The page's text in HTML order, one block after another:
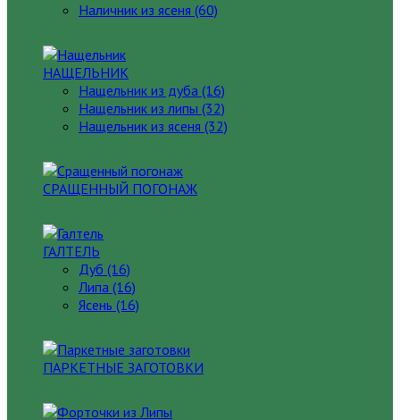
Наличник из ясеня (60)
НАЩЕЛЬНИК
Нащельник из дуба (16)
Нащельник из липы (32)
Нащельник из ясеня (32)
СРАЩЕННЫЙ ПОГОНАЖ
ГАЛТЕЛЬ
Дуб (16)
Липа (16)
Ясень (16)
ПАРКЕТНЫЕ ЗАГОТОВКИ